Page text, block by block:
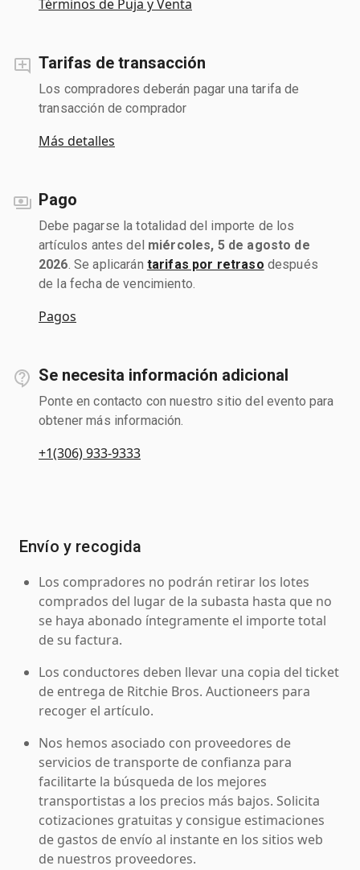
Términos de Puja y Venta
Tarifas de transacción
Los compradores deberán pagar una tarifa de
transacción de comprador
Más detalles
Pago
Debe pagarse la totalidad del importe de los
artículos antes del miércoles, 5 de agosto de
2026 . Se aplicarán tarifas por retraso después
de la fecha de vencimiento.
Pagos
Se necesita información adicional
Ponte en contacto con nuestro sitio del evento para
obtener más información.
+1(306) 933-9333
Envío y recogida
Los compradores no podrán retirar los lotes
comprados del lugar de la subasta hasta que no
se haya abonado íntegramente el importe total
de su factura.
Los conductores deben llevar una copia del ticket
de entrega de Ritchie Bros. Auctioneers para
recoger el artículo.
Nos hemos asociado con proveedores de
servicios de transporte de confianza para
facilitarte la búsqueda de los mejores
transportistas a los precios más bajos. Solicita
cotizaciones gratuitas y consigue estimaciones
de gastos de envío al instante en los sitios web
de nuestros proveedores.